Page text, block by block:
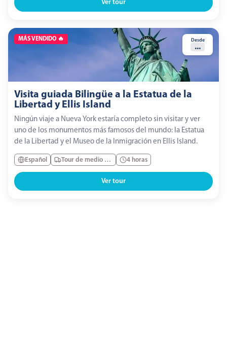
Ver tour
Desde
...
MÁS VENDIDO 🔥
Visita guiada Bilingüe a la Estatua de la
Libertad y Ellis Island
Ningún viaje a Nueva York estaría completo sin visitar y ver
uno de los monumentos más famosos del mundo: la Estatua
de la Libertad y el Museo de la Inmigración en Ellis Island.
Español Tour de medio día 4 horas
Ver tour